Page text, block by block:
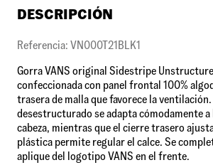
DESCRIPCIÓN
Referencia: VN000T21BLK1
Gorra VANS original Sidestripe
confeccionada con panel frontal 100%
trasera de malla que favorece la
desestructurado se adapta cómodamente
cabeza, mientras que el cierre trasero
plástica permite regular el calce. Se
aplique del logotipo VANS en el frente.